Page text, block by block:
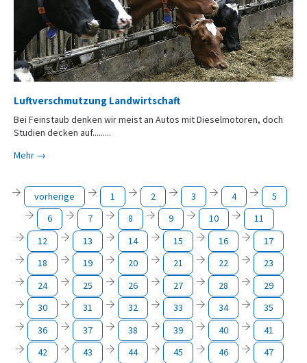
Luftverschmutzung Landwirtschaft
Bei Feinstaub denken wir meist an Autos mit Dieselmotoren, doch
Studien decken auf.........
Mehr →
vorherige 1 2 3 4
5
6
7 8 9 10
11
12
13 14 15 16
17
18
19 20 21 22
23
24
25 26 27 28
29
30
31 32 33 34
35
36
37 38 39 40
41
42
43 44 45 46
47